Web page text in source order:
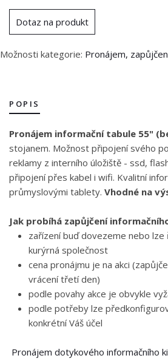
Dotaz na produkt
Možnosti kategorie: Pronájem,
POPIS
Pronájem informační tabule 55"
stojanem. Možnost připojení svého
reklamy z interního úložiště - ssd,
připojení přes kabel i wifi. Kvalitní
průmyslovými tablety. Vhodné na
Jak probíhá zapůjčení
zařízení buď dovezeme nebo
kurýrná společnost
cena pronájmu je na akci
vrácení třetí den)
podle povahy akce je obvykle
podle potřeby lze
konkrétní Váš účel
Pronájem dotykového informačního